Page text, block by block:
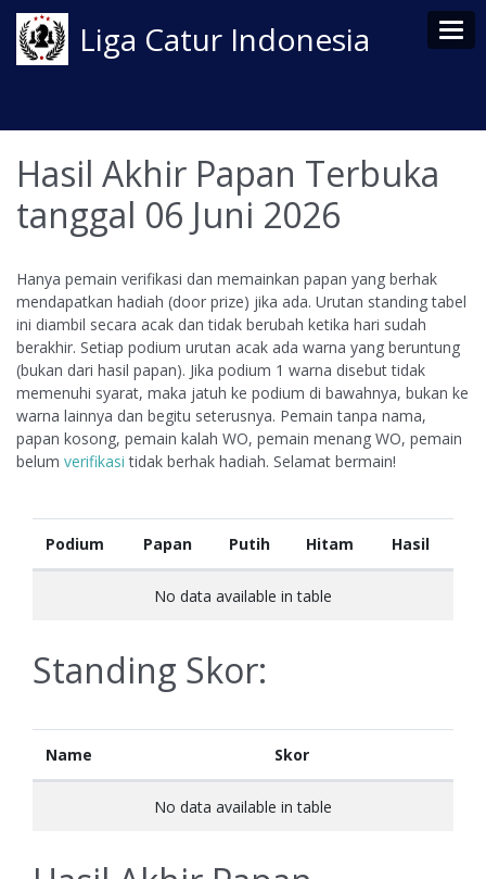
Liga Catur Indonesia
Hasil Akhir Papan Terbuka
tanggal 06 Juni 2026
Hanya pemain verifikasi dan memainkan papan yang berhak
mendapatkan hadiah (door prize) jika ada. Urutan standing tabel
ini diambil secara acak dan tidak berubah ketika hari sudah
berakhir. Setiap podium urutan acak ada warna yang beruntung
(bukan dari hasil papan). Jika podium 1 warna disebut tidak
memenuhi syarat, maka jatuh ke podium di bawahnya, bukan ke
warna lainnya dan begitu seterusnya. Pemain tanpa nama,
papan kosong, pemain kalah WO, pemain menang WO, pemain
belum verifikasi tidak berhak hadiah. Selamat bermain!
Podium Papan Putih Hitam Hasil
No data available in table
Standing Skor:
Name Skor
No data available in table